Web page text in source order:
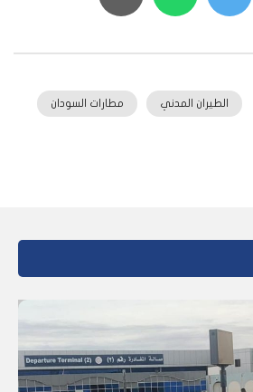
الطيران المدني مطارات السودان